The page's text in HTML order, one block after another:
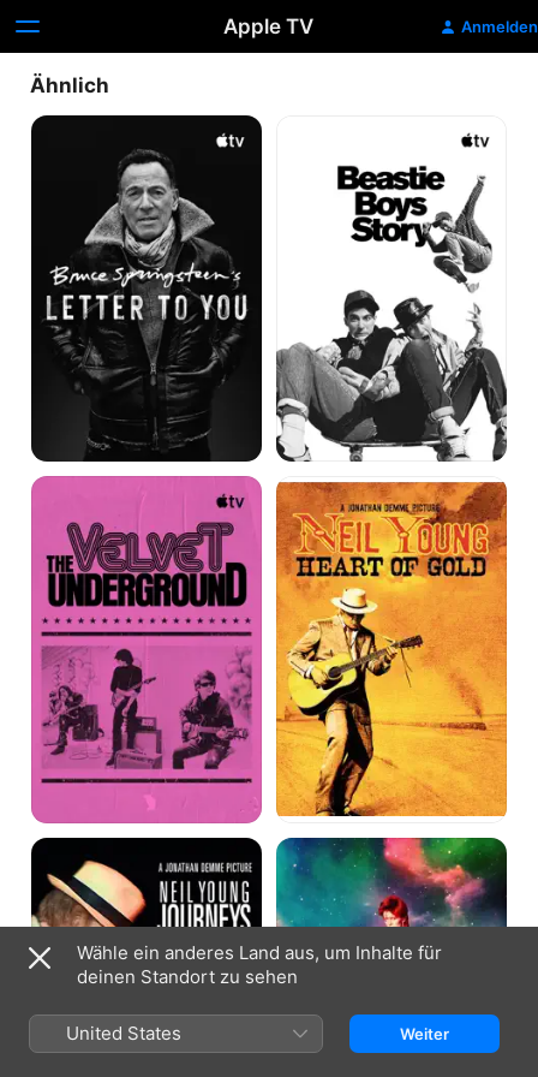
Apple TV Anmelden
Ähnlich
Bruce
The
Underground
Neil
Young:
Heart
of
Gold
Neil
Young
Journeys
Moonage
Daydream
Wähle ein anderes Land aus, um Inhalte für
deinen Standort zu sehen
United States Weiter